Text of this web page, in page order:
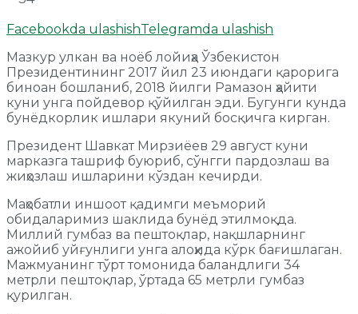
Facebookda ulashishTelegramda ulashish
Мазкур улкан ва ноёб лойиҳа Ўзбекистон
Президентининг 2017 йил 23 июндаги қарорига
биноан бошланиб, 2018 йилги Рамазон ҳайити
куни унга пойдевор қўйилган эди. Бугунги кунда
бунёдкорлик ишлари якуний босқичга кирган.
Президент Шавкат Мирзиёев 29 август куни
марказга ташриф буюриб, сўнгги пардозлаш ва
жиҳозлаш ишларини кўздан кечирди.
Маҳобатли иншоот қадимги меъморий
обидаларимиз шаклида бунёд этилмоқда.
Миллий гумбаз ва пештоқлар, нақшларнинг
ажойиб уйғунлиги унга алоҳида кўрк бағишлаган.
Мажмуанинг тўрт томонида баландлиги 34
метрли пештоқлар, ўртада 65 метрли гумбаз
қурилган.